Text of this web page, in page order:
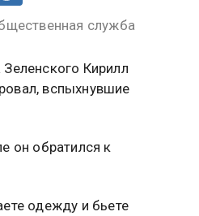
служба
Кирилл
вспыхнувшие
он обратился к
одежду и бьете